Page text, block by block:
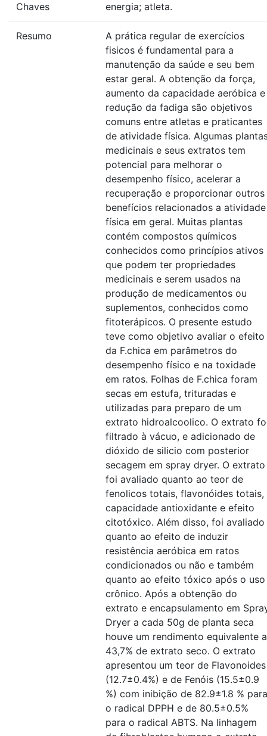
Chaves
energia; atleta.
Resumo
A prática regular de exercícios
fisicos é fundamental para a
manutenção da saúde e seu bem
estar geral. A obtenção da força,
aumento da capacidade aeróbica e
redução da fadiga são objetivos
comuns entre atletas e praticantes
de atividade física. Algumas
medicinais e seus extratos tem
potencial para melhorar o
desempenho físico, acelerar a
recuperação e proporcionar outros
benefícios relacionados a atividade
física em geral. Muitas plantas
contém compostos químicos
conhecidos como princípios ativos
que podem ter propriedades
medicinais e serem usados na
produção de medicamentos ou
suplementos, conhecidos como
fitoterápicos. O presente estudo
teve como objetivo avaliar o efeito
da F.chica em parâmetros do
desempenho físico e na toxidade
em ratos. Folhas de F.chica foram
secas em estufa, trituradas e
utilizadas para preparo de um
extrato hidroalcoolico. O extrato
filtrado à vácuo, e adicionado de
dióxido de silicio com posterior
secagem em spray dryer. O extrato
foi avaliado quanto ao teor de
fenolicos totais, flavonóides totais,
capacidade antioxidante e efeito
citotóxico. Além disso, foi avaliado
quanto ao efeito de induzir
resistência aeróbica em ratos
condicionados ou não e também
quanto ao efeito tóxico após o uso
crônico. Após a obtenção do
extrato e encapsulamento em
Dryer a cada 50g de planta seca
houve um rendimento equivalente a
43,7% de extrato seco. O extrato
apresentou um teor de Flavonoides
(12.7±0.4%) e de Fenóis (15.5±0.9
%) com inibição de 82.9±1.8 % para
o radical DPPH e de 80.5±0.5%
para o radical ABTS. Na linhagem